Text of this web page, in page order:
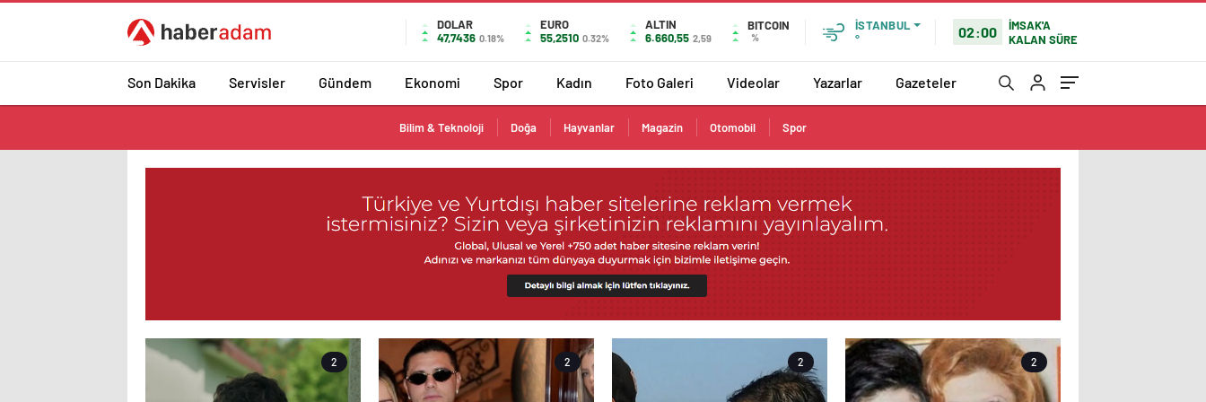
DOLAR
47,7436 0.18%
EURO
55,2510 0.32%
ALTIN
6.660,55 2,59
BITCOIN
%
İSTANBUL
°
02:00
İMSAK'A
KALAN SÜRE
Son Dakika Servisler Gündem Ekonomi Spor Kadın Foto Galeri Videolar Yazarlar Gazeteler
Bilim & Teknoloji Doğa Hayvanlar Magazin Otomobil Spor
2 2 2 2